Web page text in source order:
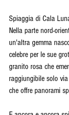
Spiaggia di Cala
Nella parte nord-
un'altra gemma
celebre per le sue
granito rosa che
raggiungibile solo
che offre panorami